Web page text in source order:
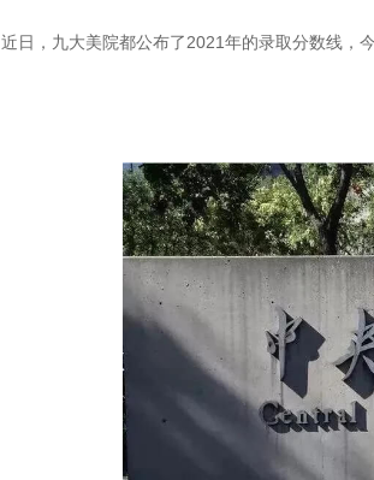
近日，九大美院都公布了2021年的录取分数线，